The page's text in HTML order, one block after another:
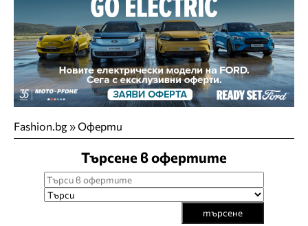
Fashion.bg»Оферти
Търсене в офертите
търсене